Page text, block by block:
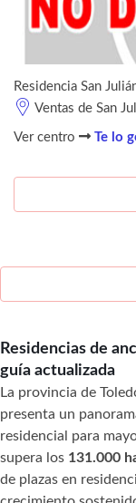
Residencia San
Ventas de San
Ver centro Te lo
Residencias de
guía actualizada
La provincia de
presenta un
residencial para
supera los 131.000
de plazas en